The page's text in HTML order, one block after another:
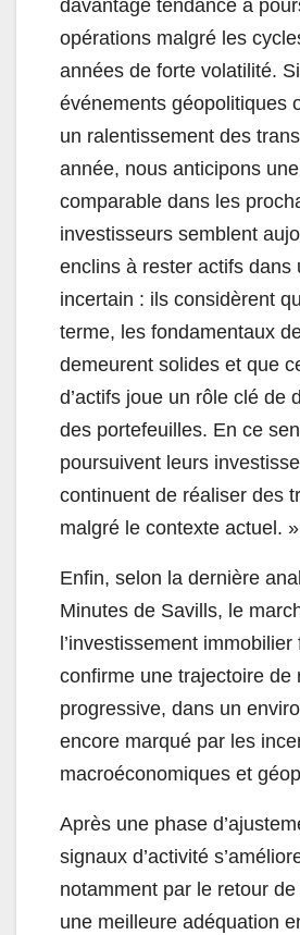
davantage tendance à
opérations malgré les
années de forte volatilité.
événements géopolitiques
un ralentissement des
année, nous anticipons
comparable dans les
investisseurs semblent
enclins à rester actifs dans
incertain : ils considèrent
terme, les fondamentaux
demeurent solides et que
d’actifs joue un rôle clé de
des portefeuilles. En ce
poursuivent leurs
continuent de réaliser des
malgré le contexte actuel. »
Enfin, selon la dernière
Minutes de Savills, le
l’investissement
confirme une trajectoire de
progressive, dans un
encore marqué par les
macroéconomiques et
Après une phase
signaux d’activité
notamment par le retour
une meilleure adéquation